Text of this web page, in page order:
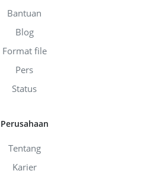
Bantuan
Blog
Format file
Pers
Status
Perusahaan
Tentang
Karier